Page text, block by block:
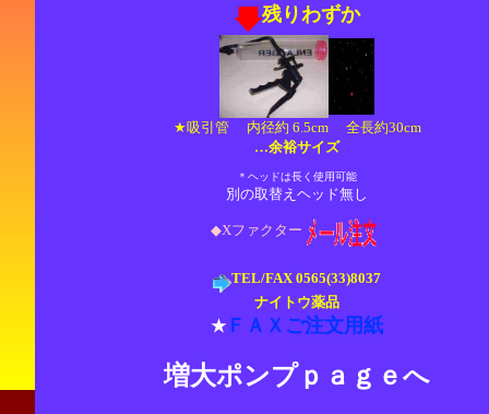
残りわずか
★吸引管 内径約 6.5cm 全長約30cm
…余裕サイズ
＊ヘッドは長く使用可能
別の取替えヘッド無し
◆Xファクター
TEL/FAX 0565(33)8037
ナイトウ薬品
★ＦＡＸご注文用紙
増大ポンプｐａｇｅへ